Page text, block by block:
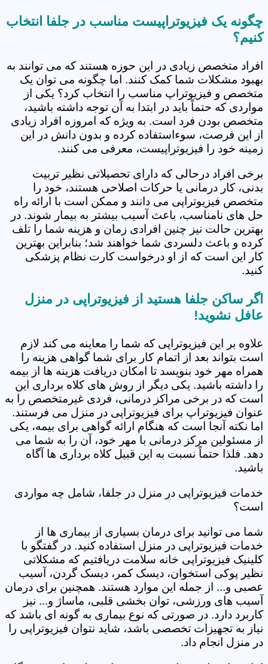
چگونه یک فیزیوتراپیست مناسب در جلفا انتخاب
کنیم؟
افراد متخصص زیادی در این حوزه هستند که می توانند به
بهبود مشکلات شما کمک کنند. اما چگونه می توان یک
متخصص و فیزیوتراپ مناسب را انتخاب کرد؟ یکی از
مواردی که حتماً باید در ابتدا به آن توجه داشته باشید،
متخصص بودن فرد است. به ویژه که امروزه افراد زیادی
از این فرصت، سوءاستفاده کرده و بدون دانش در این
زمینه خود را فیزیوتراپیست، معرفی می کنند.
برخی افراد درحالی که دارای تحصیلاتی نظیر تربیت
بدنی، کار درمانی یا حرکات اصلاحی هستند، خود را
متخصص فیزیوتراپی می دانند و ممکن است با ارائه راه
حل های نامناسب، باعث آسیب بیشتر به بیمار شوند. در
بهترین حالت نیز چنین افرادی زمان و هزینه شما را تلف
کرده و باعث دلسردی شما خواهند شد؛ بنابراین بهترین
کار این است که از او درخواست کارت نظام پزشکی
کنید.
اگر ساکن جلفا هستید از فیزیوتراپی در منزل
عافل نشوید!
علاوه بر این فیزیوتراپی که شما را معاینه می کند لازم
است بتواند بعد از اتمام کار برای شما گواهی هزینه را
همراه مهر خود بنویسد تا امکان دریافت هزینه ها از بیمه
را داشته باشید. یکی دیگر از روش های کلاه برداری این
است که در برخی مراکز درمانی، فردی غیرمتخصص را به
عنوان فیزیوتراپ برای فیزیوتراپی در منزل می فرستند.
اما نکته آنجا است که هنگام ارائه گواهی برای بیمه، یکی
از مسئولین مرکز درمانی با مهر خود، آن را به شما می
دهد. فلذا حتماً نسبت به این قبیل کلاه برداری ها آگاه
باشید.
خدمات فیزیوتراپی در منزل در جلفا، شامل چه مواردی
است؟
شما می توانید برای درمان بسیاری از بیماری ها از
خدمات فیزیوتراپی در منزل استفاده کنید. در گفتگو با
کلینیک فیزیوتراپی خانه سلامت دریافتیم که مشکلاتی
نظیر پوکی استخوان، دیسک کمر، دیسک گردن، آسیب
عصبی و... از جمله این موارد هستند. همچنین برای درمان
آسیب های ورزشی، توان بخشی قلبی، ماساژ و... نیز
کاربرد دارد. در صورتی که نوع بیماری به گونه ای باشد که
نیاز به تجهیزات تخصصی باشد، شاید نتوان فیزیوتراپی را
در منزل انجام داد.